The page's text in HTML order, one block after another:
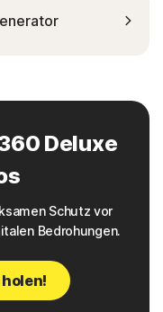
Deluxe
Schutz vor
Bedrohungen.